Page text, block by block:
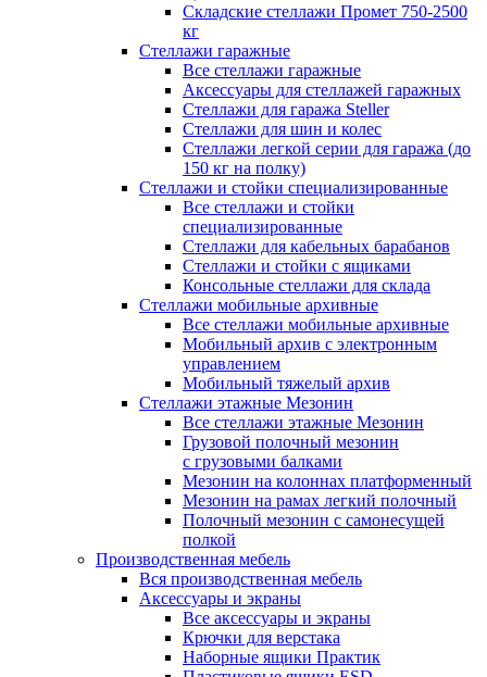
Складские стеллажи Промет 750-2500
кг
Стеллажи гаражные
Все стеллажи гаражные
Аксессуары для стеллажей гаражных
Стеллажи для гаража Steller
Стеллажи для шин и колес
Стеллажи легкой серии для гаража (до
150 кг на полку)
Стеллажи и стойки специализированные
Все стеллажи и стойки
специализированные
Стеллажи для кабельных барабанов
Стеллажи и стойки с ящиками
Консольные стеллажи для склада
Стеллажи мобильные архивные
Все стеллажи мобильные архивные
Мобильный архив с электронным
управлением
Мобильный тяжелый архив
Стеллажи этажные Мезонин
Все стеллажи этажные Мезонин
Грузовой полочный мезонин
с грузовыми балками
Мезонин на колоннах платформенный
Мезонин на рамах легкий полочный
Полочный мезонин с самонесущей
полкой
Производственная мебель
Вся производственная мебель
Аксессуары и экраны
Все аксессуары и экраны
Крючки для верстака
Наборные ящики Практик